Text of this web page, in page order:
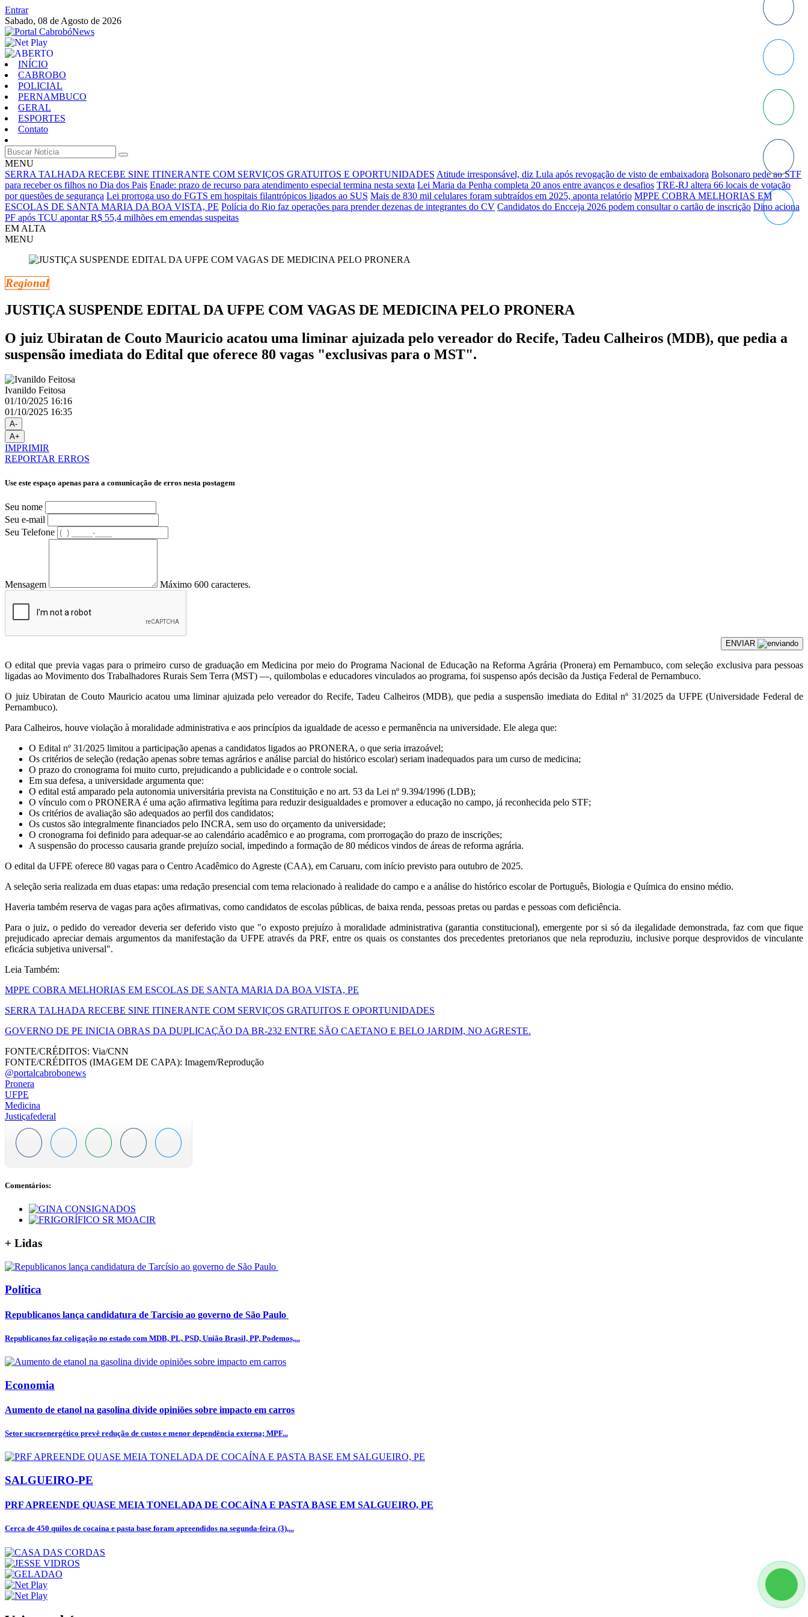
Entrar
Sabado, 08 de Agosto de 2026
INÍCIO
CABROBO
POLICIAL
PERNAMBUCO
GERAL
ESPORTES
Contato
MENU
SERRA TALHADA RECEBE SINE ITINERANTE COM SERVIÇOS GRATUITOS E OPORTUNIDADES Atitude irresponsável, diz Lula após revogação de visto de embaixadora Bolsonaro pede ao STF
para receber os filhos no Dia dos Pais Enade: prazo de recurso para atendimento especial termina nesta sexta Lei Maria da Penha completa 20 anos entre avanços e desafios TRE-RJ altera 66 locais de votação
por questões de segurança Lei prorroga uso do FGTS em hospitais filantrópicos ligados ao SUS Mais de 830 mil celulares foram subtraídos em 2025, aponta relatório MPPE COBRA MELHORIAS EM
ESCOLAS DE SANTA MARIA DA BOA VISTA, PE Polícia do Rio faz operações para prender dezenas de integrantes do CV Candidatos do Encceja 2026 podem consultar o cartão de inscrição Dino aciona
PF após TCU apontar R$ 55,4 milhões em emendas suspeitas
EM ALTA
MENU
Regional
JUSTIÇA SUSPENDE EDITAL DA UFPE COM VAGAS DE MEDICINA PELO PRONERA
O juiz Ubiratan de Couto Mauricio acatou uma liminar ajuizada pelo vereador do Recife, Tadeu Calheiros (MDB), que pedia a
suspensão imediata do Edital que oferece 80 vagas "exclusivas para o MST".
Ivanildo Feitosa
01/10/2025 16:16
01/10/2025 16:35
A-
A+
IMPRIMIR
REPORTAR ERROS
Use este espaço apenas para a comunicação de erros nesta postagem
Seu nome
Seu e-mail
Seu Telefone
Mensagem Máximo 600 caracteres.
ENVIAR
O edital que previa vagas para o primeiro curso de graduação em Medicina por meio do Programa Nacional de Educação na Reforma Agrária (Pronera) em Pernambuco, com seleção exclusiva para pessoas
ligadas ao Movimento dos Trabalhadores Rurais Sem Terra (MST) —, quilombolas e educadores vinculados ao programa, foi suspenso após decisão da Justiça Federal de Pernambuco.
O juiz Ubiratan de Couto Mauricio acatou uma liminar ajuizada pelo vereador do Recife, Tadeu Calheiros (MDB), que pedia a suspensão imediata do Edital nº 31/2025 da UFPE (Universidade Federal de
Pernambuco).
Para Calheiros, houve violação à moralidade administrativa e aos princípios da igualdade de acesso e permanência na universidade. Ele alega que:
O Edital nº 31/2025 limitou a participação apenas a candidatos ligados ao PRONERA, o que seria irrazoável;
Os critérios de seleção (redação apenas sobre temas agrários e análise parcial do histórico escolar) seriam inadequados para um curso de medicina;
O prazo do cronograma foi muito curto, prejudicando a publicidade e o controle social.
Em sua defesa, a universidade argumenta que:
O edital está amparado pela autonomia universitária prevista na Constituição e no art. 53 da Lei nº 9.394/1996 (LDB);
O vínculo com o PRONERA é uma ação afirmativa legítima para reduzir desigualdades e promover a educação no campo, já reconhecida pelo STF;
Os critérios de avaliação são adequados ao perfil dos candidatos;
Os custos são integralmente financiados pelo INCRA, sem uso do orçamento da universidade;
O cronograma foi definido para adequar-se ao calendário acadêmico e ao programa, com prorrogação do prazo de inscrições;
A suspensão do processo causaria grande prejuízo social, impedindo a formação de 80 médicos vindos de áreas de reforma agrária.
O edital da UFPE oferece 80 vagas para o Centro Acadêmico do Agreste (CAA), em Caruaru, com início previsto para outubro de 2025.
A seleção seria realizada em duas etapas: uma redação presencial com tema relacionado à realidade do campo e a análise do histórico escolar de Português, Biologia e Química do ensino médio.
Haveria também reserva de vagas para ações afirmativas, como candidatos de escolas públicas, de baixa renda, pessoas pretas ou pardas e pessoas com deficiência.
Para o juiz, o pedido do vereador deveria ser deferido visto que "o exposto prejuízo à moralidade administrativa (garantia constitucional), emergente por si só da ilegalidade demonstrada, faz com que fique
prejudicado apreciar demais argumentos da manifestação da UFPE através da PRF, entre os quais os constantes dos precedentes pretorianos que nela reproduziu, inclusive porque desprovidos de vinculante
eficácia subjetiva universal".
Leia Também:
MPPE COBRA MELHORIAS EM ESCOLAS DE SANTA MARIA DA BOA VISTA, PE
SERRA TALHADA RECEBE SINE ITINERANTE COM SERVIÇOS GRATUITOS E OPORTUNIDADES
GOVERNO DE PE INICIA OBRAS DA DUPLICAÇÃO DA BR-232 ENTRE SÃO CAETANO E BELO JARDIM, NO AGRESTE.
FONTE/CRÉDITOS: Via/CNN
FONTE/CRÉDITOS (IMAGEM DE CAPA): Imagem/Reprodução
@portalcabrobonews
Pronera
UFPE
Medicina
Justiçafederal
Comentários:
+ Lidas
Política
Republicanos lança candidatura de Tarcísio ao governo de São Paulo
Republicanos faz coligação no estado com MDB, PL, PSD, União Brasil, PP, Podemos,...
Economia
Aumento de etanol na gasolina divide opiniões sobre impacto em carros
Setor sucroenergético prevê redução de custos e menor dependência externa; MPF...
SALGUEIRO-PE
PRF APREENDE QUASE MEIA TONELADA DE COCAÍNA E PASTA BASE EM SALGUEIRO, PE
Cerca de 450 quilos de cocaína e pasta base foram apreendidos na segunda-feira (3),...